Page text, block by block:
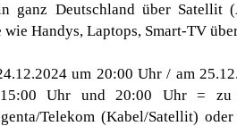
ganz Deutschland über Satellit
Handys, Laptops, Smart-TV
um 20:00 Uhr / am
Uhr und 20:00 Uhr = zu
Telekom (Kabel/Satellit)